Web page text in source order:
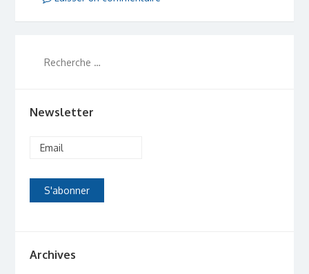
Newsletter
Archives